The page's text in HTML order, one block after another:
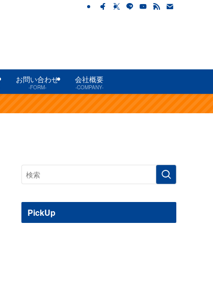
お問い合わせ
-FORM-
会社概要
-COMPANY-
PickUp